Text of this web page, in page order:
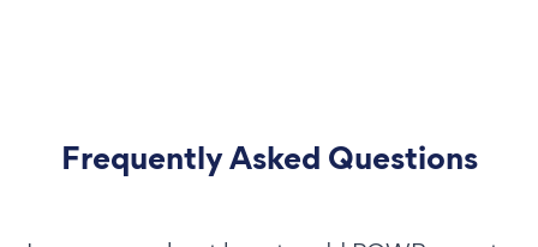
Frequently Asked Questions